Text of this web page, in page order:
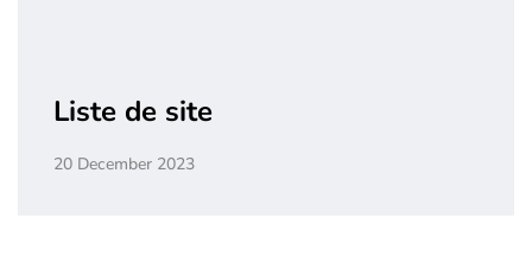
Liste de site
20 December 2023